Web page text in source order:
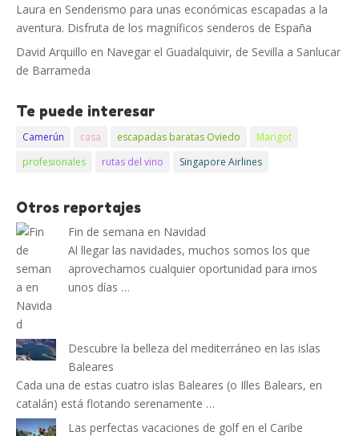
Laura en Senderismo para unas económicas escapadas a la
aventura. Disfruta de los magníficos senderos de España
David Arquillo en Navegar el Guadalquivir, de Sevilla a Sanlucar
de Barrameda
Te puede interesar
Camerún casa escapadas baratas Oviedo
Marigot
profesionales
rutas del vino Singapore Airlines
Otros reportajes
Fin de semana en Navidad
Al llegar las navidades, muchos somos los que
aprovechamos cualquier oportunidad para irnos
unos días …
Descubre la belleza del mediterráneo en las islas
Baleares
Cada una de estas cuatro islas Baleares (o Illes Balears, en
catalán) está flotando serenamente …
Las perfectas vacaciones de golf en el Caribe